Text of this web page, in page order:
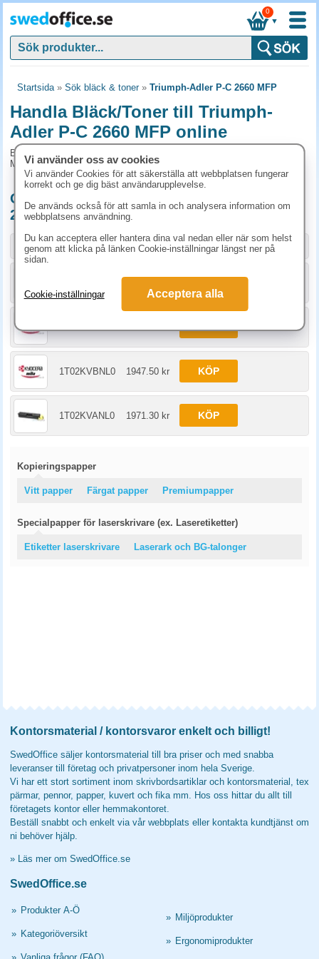
▼
0
Startsida» Sök bläck & toner» Triumph-Adler P-C 2660 MFP
Handla Bläck/Toner till Triumph-
Adler P-C 2660 MFP online
Bläck/Toner och tillbehör som passar till Triumph-Adler P-C 2660
MFP
Originalprodukter till Triumph-Adler P-C
2660 MFP
Storlek / info Art.nr
1T02KVCNL0 1970 kr
1T02KVBNL0 1947.50 kr KÖP
1T02KVANL0 1971.30 kr KÖP
Kopieringspapper
Vitt papper Färgat papper Premiumpapper
Specialpapper för laserskrivare (ex. Laseretiketter)
Etiketter laserskrivare Laserark och BG-talonger
Kontorsmaterial / kontorsvaror enkelt och billigt!
SwedOffice säljer kontorsmaterial till bra priser och med snabba
leveranser till företag och privatpersoner inom hela Sverige.
Vi har ett stort sortiment inom skrivbordsartiklar och kontorsmaterial, tex
pärmar, pennor, papper, kuvert och fika mm. Hos oss hittar du allt till
företagets kontor eller hemmakontoret.
Beställ snabbt och enkelt via vår webbplats eller kontakta kundtjänst om
ni behöver hjälp.
» Läs mer om SwedOffice.se
SwedOffice.se
» Produkter A-Ö
» Kategoriöversikt
» Miljöprodukter
» Ergonomiprodukter
Vi använder oss av cookies
Vi använder Cookies för att säkerställa att webbplatsen fungerar
korrekt och ge dig bäst användarupplevelse.
De används också för att samla in och analysera information om
webbplatsens användning.
Du kan acceptera eller hantera dina val nedan eller när som helst
genom att klicka på länken Cookie-inställningar längst ner på
sidan.
Cookie-inställningar Acceptera alla